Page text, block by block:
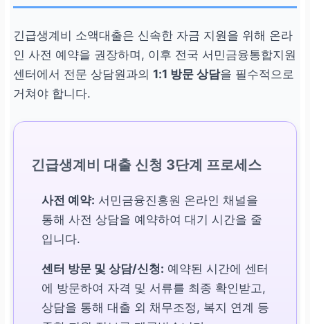
긴급생계비 소액대출은 신속한 자금 지원을 위해 온라
인 사전 예약을 권장하며, 이후 전국 서민금융통합지원
센터에서 전문 상담원과의 1:1 방문 상담을 필수적으로
거쳐야 합니다.
긴급생계비 대출 신청 3단계 프로세스
사전 예약: 서민금융진흥원 온라인 채널을
통해 사전 상담을 예약하여 대기 시간을 줄
입니다.
센터 방문 및 상담/신청: 예약된 시간에 센터
에 방문하여 자격 및 서류를 최종 확인받고,
상담을 통해 대출 외 채무조정, 복지 연계 등